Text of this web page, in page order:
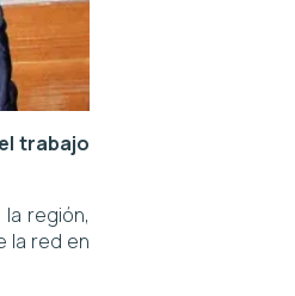
trabajo
región,
la red en